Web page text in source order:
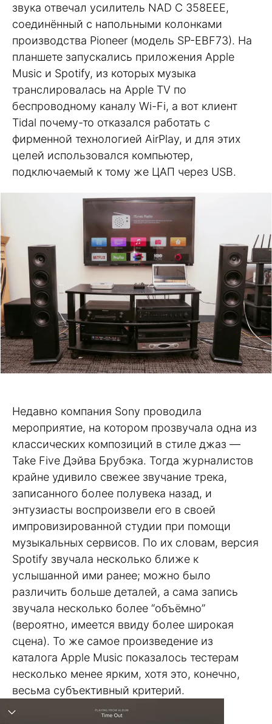
звука отвечал усилитель NAD C 358EEE,
соединённый с напольными колонками
производства Pioneer (модель SP-EBF73). На
планшете запускались приложения Apple
Music и Spotify, из которых музыка
транслировалась на Apple TV по
беспроводному каналу Wi-Fi, а вот клиент
Tidal почему-то отказался работать с
фирменной технологией AirPlay, и для этих
целей использовался компьютер,
подключаемый к тому же ЦАП через USB.
Недавно компания Sony проводила
мероприятие, на котором прозвучала одна из
классических композиций в стиле джаз —
Take Five Дэйва Брубэка. Тогда журналистов
крайне удивило свежее звучание трека,
записанного более полувека назад, и
энтузиасты воспроизвели его в своей
импровизированной студии при помощи
музыкальных сервисов. По их словам, версия
Spotify звучала несколько ближе к
услышанной ими ранее; можно было
различить больше деталей, а сама запись
звучала несколько более “объёмно”
(вероятно, имеется ввиду более широкая
сцена). То же самое произведение из
каталога Apple Music показалось тестерам
несколько менее ярким, хотя это, конечно,
весьма субъективный критерий.